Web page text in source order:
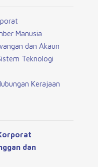
Manusia
dan Akaun
Teknologi
Kerajaan
dan